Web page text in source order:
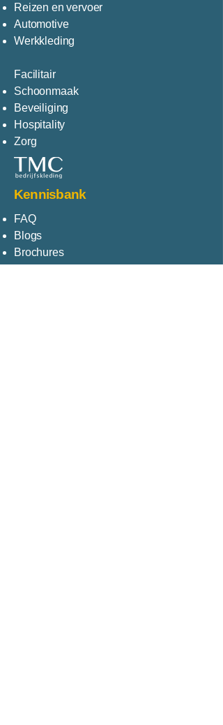
Reizen en vervoer
Automotive
Werkkleding
Facilitair
Schoonmaak
Beveiliging
Hospitality
Zorg
Kennisbank
FAQ
Blogs
Brochures